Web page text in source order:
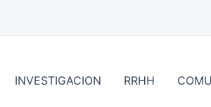
INVESTIGACION RRHH